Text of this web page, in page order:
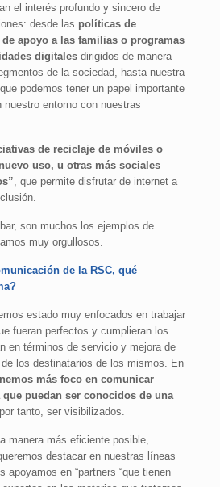
el interés profundo y sincero de
desde las políticas de
apoyo a las familias o programas
digitales dirigidos de manera
de la sociedad, hasta nuestra
podemos tener un papel importante
nuestro entorno con nuestras
de reciclaje de móviles o
uso, u otras más sociales
, que permite disfrutar de internet a
son muchos los ejemplos de
muy orgullosos.
de la RSC, qué
estado muy enfocados en trabajar
fueran perfectos y cumplieran los
en términos de servicio y mejora de
los destinatarios de los mismos. En
más foco en comunicar
puedan ser conocidos de una
tanto, ser visibilizados.
manera más eficiente posible,
destacar en nuestras líneas
apoyamos en “partners “que tienen